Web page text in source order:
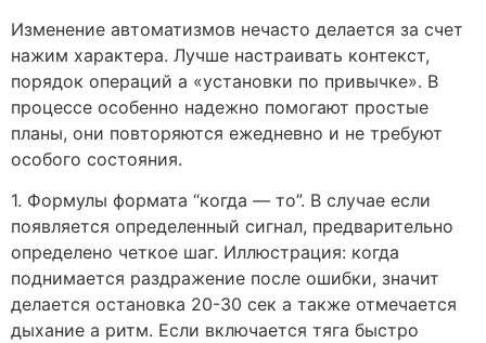
Изменение автоматизмов нечасто делается за счет
нажим характера. Лучше настраивать контекст,
порядок операций а «установки по привычке». В
процессе особенно надежно помогают простые
планы, они повторяются ежедневно и не требуют
особого состояния.
1. Формулы формата “когда — то”. В случае если
появляется определенный сигнал, предварительно
определено четкое шаг. Иллюстрация: когда
поднимается раздражение после ошибки, значит
делается остановка 20-30 сек а также отмечается
дыхание а ритм. Если включается тяга быстро